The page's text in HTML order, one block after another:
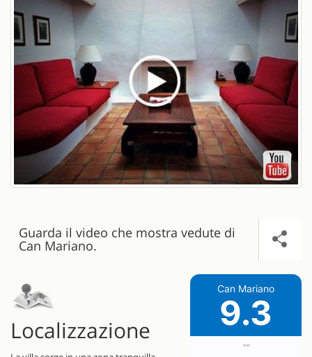
Guarda il video che mostra vedute di
Can Mariano.
Can Mariano
9.3
""
Localizzazione